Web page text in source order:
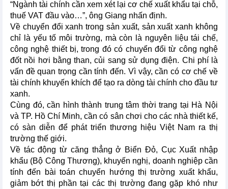
“Ngành tài chính cần xem xét lại cơ chế xuất khẩu tại chỗ,
thuế VAT đầu vào…”, ông Giang nhấn định.
Về chuyển đổi xanh trong sản xuất, sản xuất xanh không
chỉ là yếu tố môi trường, mà còn là nguyên liệu tái chế,
công nghệ thiết bị, trong đó có chuyển đổi từ công nghệ
đốt nồi hơi bằng than, củi sang sử dụng điện. Chi phí là
vấn đề quan trọng cần tính đến. Vì vậy, cần có cơ chế về
tài chính khuyến khích để tạo ra dòng tài chính cho đầu tư
xanh.
Cùng đó, cần hình thành trung tâm thời trang tại Hà Nội
và TP. Hồ Chí Minh, cần có sân chơi cho các nhà thiết kế,
có sàn diễn để phát triển thương hiệu Việt Nam ra thị
trường thế giới.
Về tác động từ căng thẳng ở Biển Đỏ, Cục Xuất nhập
khẩu (Bộ Công Thương), khuyến nghị, doanh nghiệp cần
tính đến bài toán chuyển hướng thị trường xuất khẩu,
giảm bớt thị phần tại các thị trường đang gặp khó như